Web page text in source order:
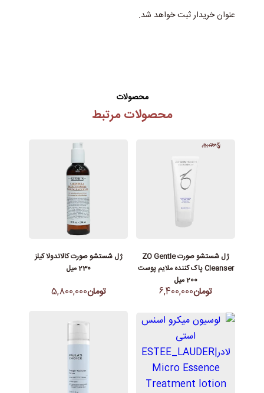
4. پس از برداشتن ماسک، باقی‌مانده سرم را با ضربات ملایم
عنوان خریدار ثبت خواهد شد.
محصولات
محصولات مرتبط
ژل شستشو صورت ZO Gentle
Cleanser پاک کننده ملایم پوست
200 میل
تومان6,400,000
ژل شستشو صورت کالاندولا کیلز
230 میل
تومان5,800,000